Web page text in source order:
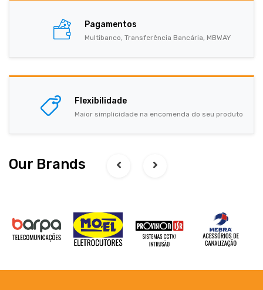
Pagamentos
Multibanco, Transferência Bancária, MBWAY
Flexibilidade
Maior simplicidade na encomenda do seu produto
Our Brands